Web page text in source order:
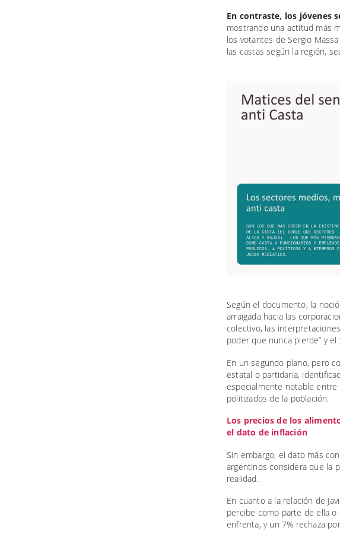
En contraste, los jóvenes
mostrando una actitud más
los votantes de Sergio
las castas según la región,
Según el documento, la
arraigada hacia las
colectivo, las
poder que nunca pierde” y el
En un segundo plano, pero
estatal o partidaria,
especialmente notable
politizados de la población.
Los precios de los
el dato de inflación
Sin embargo, el dato más
argentinos considera que la
realidad.
En cuanto a la relación de
percibe como parte de ella
enfrenta, y un 7% rechaza